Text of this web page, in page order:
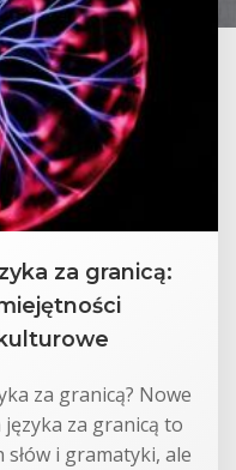
za granicą:
za granicą? Nowe
za granicą to
i gramatyki, ale